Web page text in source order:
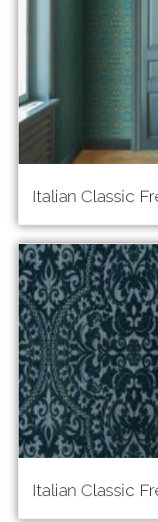
Italian Classic
Italian Classic